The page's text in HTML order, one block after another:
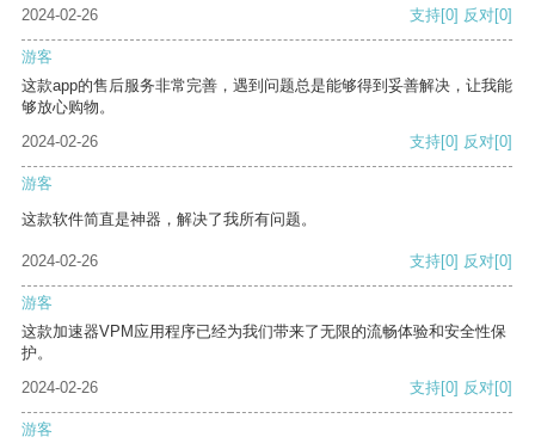
2024-02-26 支持[0] 反对[0]
游客
这款app的售后服务非常完善，遇到问题总是能够得到妥善解决，让我能
够放心购物。
2024-02-26
支持[0] 反对[0]
游客
这款软件简直是神器，解决了我所有问题。
2024-02-26 支持[0] 反对[0]
游客
这款加速器VPM应用程序已经为我们带来了无限的流畅体验和安全性保
护。
2024-02-26
支持[0] 反对[0]
游客